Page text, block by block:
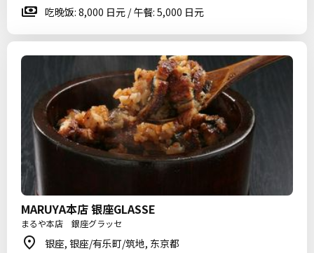
吃晚饭: 8,000 日元 / 午餐: 5,000 日元
MARUYA本店 银座GLASSE
まるや本店 銀座グラッセ
银座, 银座/有乐町/筑地, 东京都